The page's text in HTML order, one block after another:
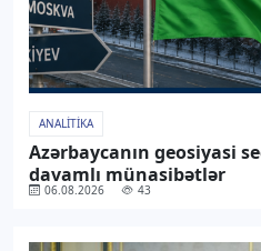
ANALITIKA
Azərbaycanın geosiyasi
davamlı münasibətlər
06.08.2026 43